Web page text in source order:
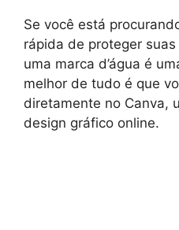
Se você está
rápida de proteger
uma marca d’água é
melhor de tudo é que
diretamente no Canva,
design gráfico online.